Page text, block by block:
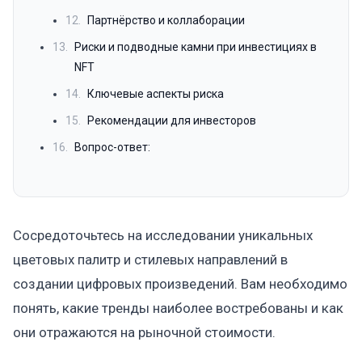
12. Партнёрство и коллаборации
13.
Риски и подводные камни при инвестициях в
NFT
14. Ключевые аспекты риска
15. Рекомендации для инвесторов
16. Вопрос-ответ:
Сосредоточьтесь на исследовании уникальных
цветовых палитр и стилевых направлений в
создании цифровых произведений. Вам необходимо
понять, какие тренды наиболее востребованы и как
они отражаются на рыночной стоимости.